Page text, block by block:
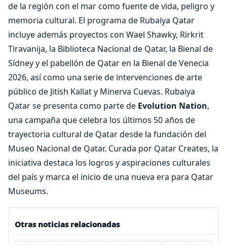
de la región con el mar como fuente de vida, peligro y
memoria cultural. El programa de Rubaiya Qatar
incluye además proyectos con Wael Shawky, Rirkrit
Tiravanija, la Biblioteca Nacional de Qatar, la Bienal de
Sídney y el pabellón de Qatar en la Bienal de Venecia
2026, así como una serie de intervenciones de arte
público de Jitish Kallat y Minerva Cuevas. Rubaiya
Qatar se presenta como parte de Evolution Nation,
una campaña que celebra los últimos 50 años de
trayectoria cultural de Qatar desde la fundación del
Museo Nacional de Qatar. Curada por Qatar Creates, la
iniciativa destaca los logros y aspiraciones culturales
del país y marca el inicio de una nueva era para Qatar
Museums.
Otras noticias relacionadas